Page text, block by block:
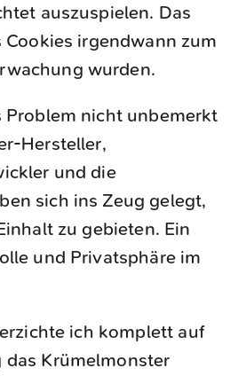
auszuspielen. Das
irgendwann zum
wurden.
Problem nicht unbemerkt
Hersteller,
und die
sich ins Zeug gelegt,
zu gebieten. Ein
und Privatsphäre im
ich komplett auf
das Krümelmonster